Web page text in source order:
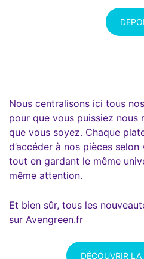
Nous centralisons ici tous
pour que vous puissiez nous
que vous soyez. Chaque
d’accéder à nos pièces selon
tout en gardant le même
même attention.
Et bien sûr, tous les
sur Avengreen.fr
DÉCOUVRIR